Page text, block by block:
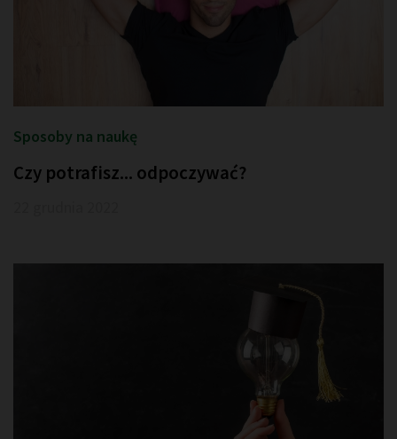
Sposoby na naukę
Czy potrafisz... odpoczywać?